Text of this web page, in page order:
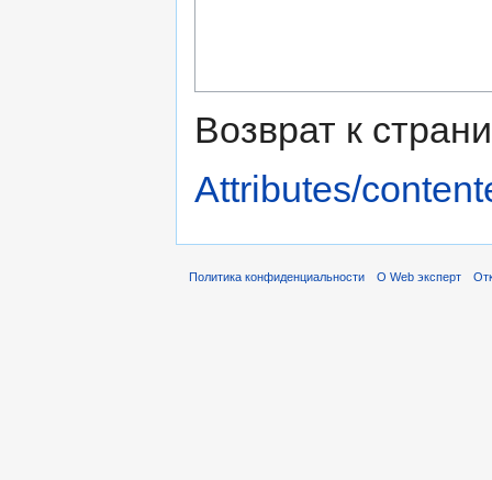
Возврат к
Attributes/
Политика конфиденциальности О Web эксперт